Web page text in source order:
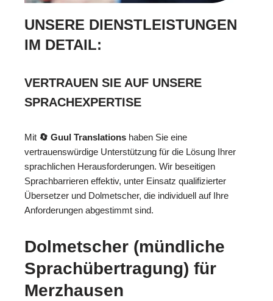
UNSERE DIENSTLEISTUNGEN
IM DETAIL:
VERTRAUEN SIE AUF UNSERE
SPRACHEXPERTISE
Mit 🔄 Guul Translations haben Sie eine
vertrauenswürdige Unterstützung für die Lösung Ihrer
sprachlichen Herausforderungen. Wir beseitigen
Sprachbarrieren effektiv, unter Einsatz qualifizierter
Übersetzer und Dolmetscher, die individuell auf Ihre
Anforderungen abgestimmt sind.
Dolmetscher (mündliche
Sprachübertragung) für
Merzhausen